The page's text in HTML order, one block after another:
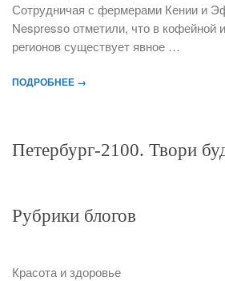
Сотрудничая с фермерами Кении и
Nespresso отметили, что в кофейной
регионов существует явное …
ПОДРОБНЕЕ →
Петербург-2100. Твори
Рубрики блогов
Красота и здоровье